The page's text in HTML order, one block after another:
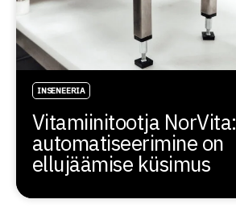
INSENEERIA
Vitamiinitootja NorVita:
automatiseerimine on
ellujäämise küsimus